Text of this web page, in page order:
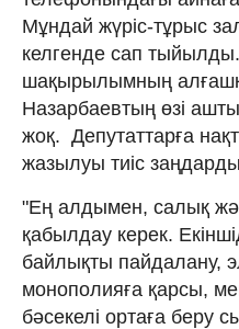
Мұндай жүріс-тұрыс
келгенде сап
шақырылымның
Назарбаевтың өзі
жоқ. Депутаттарға
жазылуы тиіс
"Ең алдымен, салық
қабылдау керек.
байлықты пайдалану,
монополияға қарсы,
бәсекелі ортаға беру